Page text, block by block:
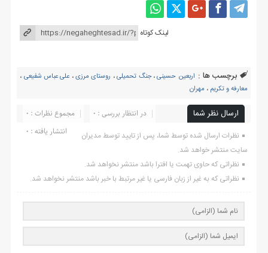
لینک کوتاه
برچسب ها : اربعین حسینی،جنگ تحمیلی، روستای مرزی، علی عباس شفیعی ،
معارفه و تکریم ، مهران
ارسال نظر شما مجموع نظرات : 0
در انتظار بررسی : 0
انتشار یافته : ۰
نظرات ارسال شده توسط شما، پس از تایید توسط مدیران
سایت منتشر خواهد شد.
نظراتی که حاوی تهمت یا افترا باشد منتشر نخواهد شد.
نظراتی که به غیر از زبان فارسی یا غیر مرتبط با خبر باشد منتشر نخواهد شد.